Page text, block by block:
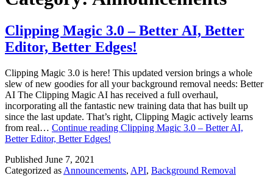
Clipping Magic 3.0 – Better AI, Better
Editor, Better Edges!
Clipping Magic 3.0 is here! This updated version brings a whole
slew of new goodies for all your background removal needs: Better
AI The Clipping Magic AI has received a full overhaul,
incorporating all the fantastic new training data that has built up
since the last update. That’s right, Clipping Magic actively learns
from real… Continue reading Clipping Magic 3.0 – Better AI,
Better Editor, Better Edges!
Published June 7, 2021
Categorized as Announcements, API, Background Removal